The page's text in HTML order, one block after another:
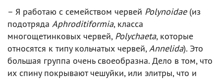
– Я работаю с семейством червей Polynoidae(из
подотряда Aphroditiformia, класса
многощетинковых червей, Polychaeta, которые
относятся к типу кольчатых червей,Annelida). Это
большая группа очень своеобразна. Дело в том, что
их спину покрывают чешуйки, или элитры, что и